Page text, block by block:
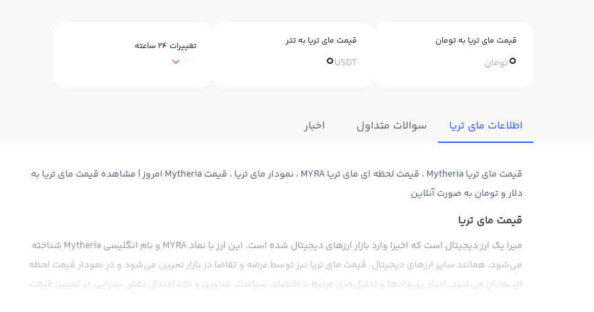
قیمت مای تریا به تومان
0تومان
قیمت مای تریا به تتر
0USDT
تغییرات ۲۴ ساعته
اطلاعات مای تریا سوالات متداول اخبار
قیمت مای تریا Mytheria ، قیمت لحظه ای مای تریا MYRA ، نمودار مای تریا ، قیمت Mytheria امروز | مشاهده قیمت مای تریا به
دلار و تومان به صورت آنلاین
قیمت مای تریا
میرا یک ارز دیجیتال است که اخیرا وارد بازار ارزهای دیجیتال شده است. این ارز با نماد MYRA و نام انگلیسی Mytheria شناخته
می‌شود. همانند سایر ارزهای دیجیتال، قیمت مای تریا نیز توسط عرضه و تقاضا در بازار تعیین می‌شود و در نمودار قیمت لحظه
ای نمایان می‌شود. اخبار، رویدادها و تحلیل‌های مرتبط با اقتصاد، سیاست، فناوری و فاندامنتال نقش بسزایی در تعیین قیمت